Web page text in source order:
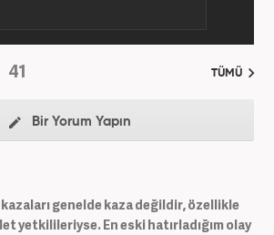
41 TÜMÜ
Bir Yorum Yapın
genelde kaza değildir, özellikle
yetkilileriyse. En eski hatırladığım olay